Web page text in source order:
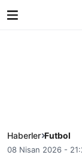
Haberler Futbol
08 Nisan 2026 -